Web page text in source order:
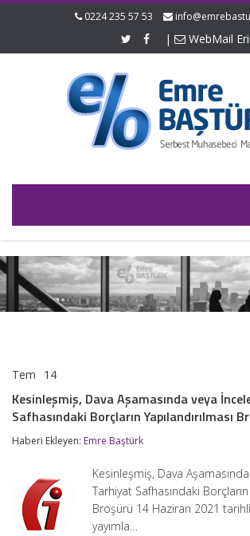
0224 235 57 53
| WebMail
Tem 14
Aşamasında
veya
ve
Safhasındaki
Yapılandırılması
Broşürü
Kesinleşmiş, Dava Aşamasında veya
Safhasındaki Borçların Yapılandırılması
Haberi Ekleyen: Emre Baştürk
Kesinleşmiş, Dava
Tarhiyat Safhasındaki Borçların
Broşürü 14 Haziran 2021
yayımla…